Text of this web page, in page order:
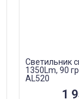
Светильник
1350Lm, 90
AL520
1